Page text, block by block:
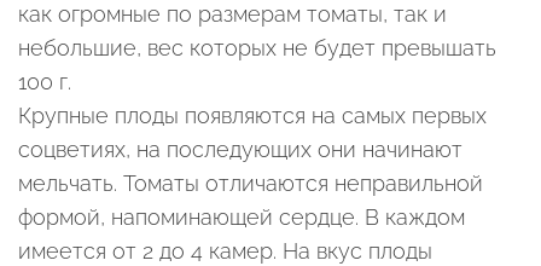
как огромные по размерам томаты, так и
небольшие, вес которых не будет превышать
100 г.
Крупные плоды появляются на самых первых
соцветиях, на последующих они начинают
мельчать. Томаты отличаются неправильной
формой, напоминающей сердце. В каждом
имеется от 2 до 4 камер. На вкус плоды